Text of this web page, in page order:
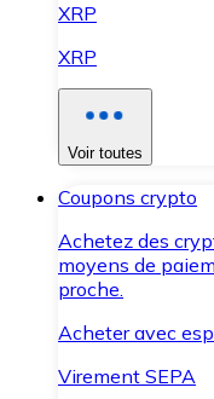
XRP
XRP
Voir toutes
Coupons crypto
Achetez des
moyens de
proche.
Acheter avec
Virement SEPA